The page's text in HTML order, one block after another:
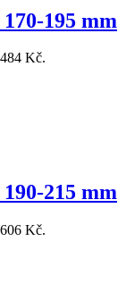
195 mm
Kč.
215 mm
Kč.